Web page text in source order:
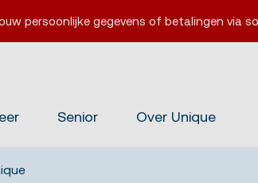
persoonlijke gegevens of betalingen via
Senior Over Unique